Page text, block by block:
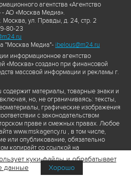
агентства «Агентство
- АО «Москва Медиа».
Москва, ул. Правды, д. 24, стр. 2
80-23
"Москва Медиа"- ibelous@m24.ru
информационное агентство
«Москва» создано при финансовой
массовой информации и рекламы г.
материалы, товарные знаки и
но, не ограничиваясь: тексты,
графические изображения
с законодательством
праве и смежных правах. Любое
www.mskagency.ru , в том числе,
или опубликование, обязательно
копирайт со ссылкой на
Медиа», а также гиперссылкой на сайт
информации. Переработка
не допускается.
куки-файлы и обрабатывает
данные
Хорошо